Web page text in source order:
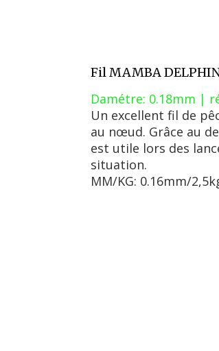
Fil MAMBA
Damétre: 0.18mm |
Un excellent fil de
au nœud. Grâce au
est utile lors des
situation.
MM/KG: 0.16mm/